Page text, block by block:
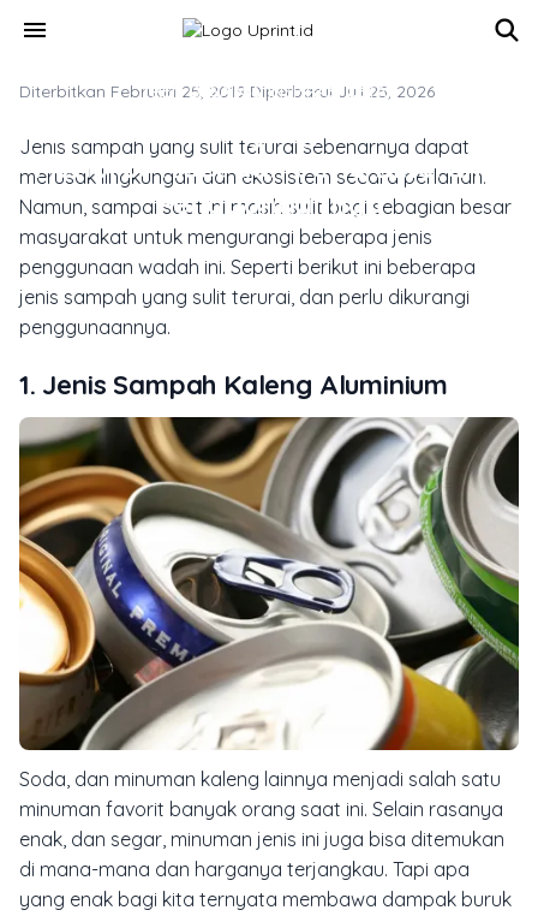
menu
TREN DESAIN & INSPIRASI CETAK
Jenis Sampah yang Sulit Terurai
Menurut Riset dan Perlu Dikurangi
Penggunaannya
Diterbitkan Februari 25, 2019·Diperbarui Juli 25, 2026
Jenis sampah yang sulit terurai sebenarnya dapat
merusak lingkungan dan ekosistem secara perlahan.
Namun, sampai saat ini masih sulit bagi sebagian besar
masyarakat untuk mengurangi beberapa jenis
penggunaan wadah ini. Seperti berikut ini beberapa
jenis sampah yang sulit terurai, dan perlu dikurangi
penggunaannya.
1. Jenis Sampah Kaleng Aluminium
Soda, dan minuman kaleng lainnya menjadi salah satu
minuman favorit banyak orang saat ini. Selain rasanya
enak, dan segar, minuman jenis ini juga bisa ditemukan
di mana-mana dan harganya terjangkau. Tapi apa
yang enak bagi kita ternyata membawa dampak buruk